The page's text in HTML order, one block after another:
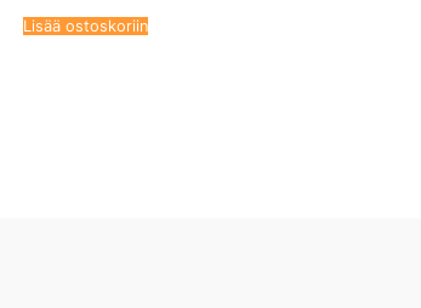
Lisää ostoskoriin